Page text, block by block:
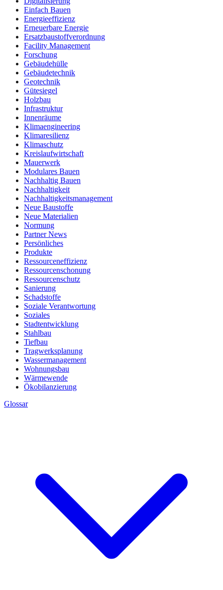
Einfach Bauen
Energieeffizienz
Erneuerbare Energie
Ersatzbaustoffverordnung
Facility Management
Forschung
Gebäudehülle
Gebäudetechnik
Geotechnik
Gütesiegel
Holzbau
Infrastruktur
Innenräume
Klimaengineering
Klimaresilienz
Klimaschutz
Kreislaufwirtschaft
Mauerwerk
Modulares Bauen
Nachhaltig Bauen
Nachhaltigkeit
Nachhaltigkeitsmanagement
Neue Baustoffe
Neue Materialien
Normung
Partner News
Persönliches
Produkte
Ressourceneffizienz
Ressourcenschonung
Ressourcenschutz
Sanierung
Schadstoffe
Soziale Verantwortung
Soziales
Stadtentwicklung
Stahlbau
Tiefbau
Tragwerksplanung
Wassermanagement
Wohnungsbau
Wärmewende
Ökobilanzierung
Glossar